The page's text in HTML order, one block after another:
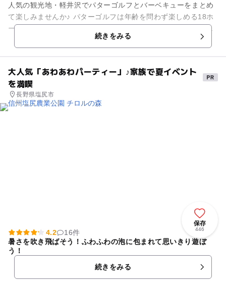
人気の観光地・軽井沢でパターゴルフとバーベキューをまとめ
て楽しみませんか♪ パターゴルフは年齢を問わず楽しめる18ホ
ール、小さなお子さんでも十分楽しめるので家族連れでの利用
続きをみる
大人気「あわあわパーティー」♪家族で夏イベント
を満喫
長野県塩尻市
保存
446
4.2
16件
暑さを吹き飛ばそう！ふわふわの泡に包まれて思いきり遊ぼ
う！
続きをみる